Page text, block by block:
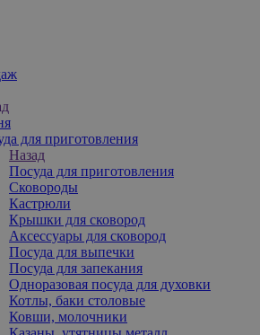
для приготовления
Назад
Посуда для приготовления
Сковороды
Кастрюли
Крышки для сковород
Аксессуары для сковород
Посуда для выпечки
Посуда для запекания
Одноразовая посуда для духовки
Котлы, баки столовые
Ковши, молочники